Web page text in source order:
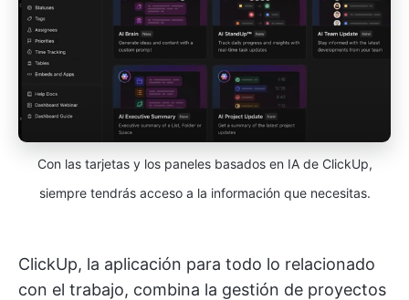
Con las tarjetas y los paneles basados en IA de ClickUp,
siempre tendrás acceso a la información que necesitas.
ClickUp, la aplicación para todo lo relacionado
con el trabajo, combina la gestión de proyectos